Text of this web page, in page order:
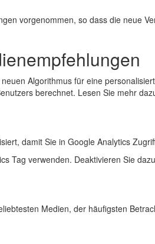
vorgenommen, so dass die neue
Algorithmus für eine
berechnet. Lesen Sie mehr
damit Sie in Google Analytics
Tag verwenden. Deaktivieren Sie
Medien, der häufigsten